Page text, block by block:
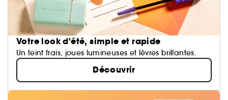
Votre look d'été, simple et rapide
Un teint frais, joues lumineuses et lèvres brillantes.
Découvrir